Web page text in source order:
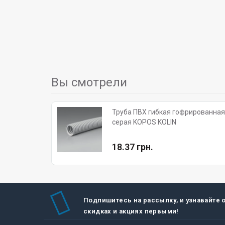
Вы смотрели
Труба ПВХ гибкая гофрированная, д.25мм, с протяжкой, 320
серая KOPOS KOLIN
18.37 грн.
Подпишитесь на рассылку, и узнавайте
скидках и акциях первыми!